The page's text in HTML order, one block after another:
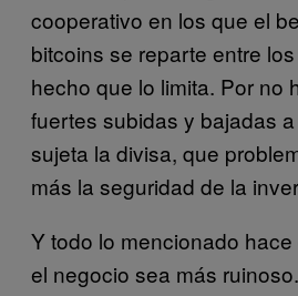
cooperativo en los que el
bitcoins se reparte entre
hecho que lo limita. Por no
fuertes subidas y bajadas
sujeta la divisa, que
más la seguridad de la
Y todo lo mencionado
el negocio sea más ruinoso.